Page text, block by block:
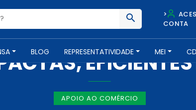
>
CONTA
BLOG REPRESENTATIVIDADE MEI
NOTÍCIAS -21 DE MAIO DE 2019
APOIO AO COMÉRCIO